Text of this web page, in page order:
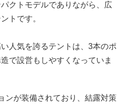
クトモデルでありながら、広
トです。
人気を誇るテントは、3本のポ
で設営もしやすくなっていま
ンが装備されており、結露対策